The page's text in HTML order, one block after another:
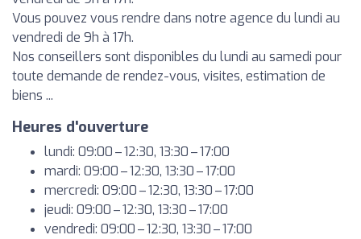
Vous pouvez vous rendre dans notre agence du lundi au
vendredi de 9h à 17h.
Nos conseillers sont disponibles du lundi au samedi pour
toute demande de rendez-vous, visites, estimation de
biens ...
Heures d'ouverture
lundi: 09:00 – 12:30, 13:30 – 17:00
mardi: 09:00 – 12:30, 13:30 – 17:00
mercredi: 09:00 – 12:30, 13:30 – 17:00
jeudi: 09:00 – 12:30, 13:30 – 17:00
vendredi: 09:00 – 12:30, 13:30 – 17:00